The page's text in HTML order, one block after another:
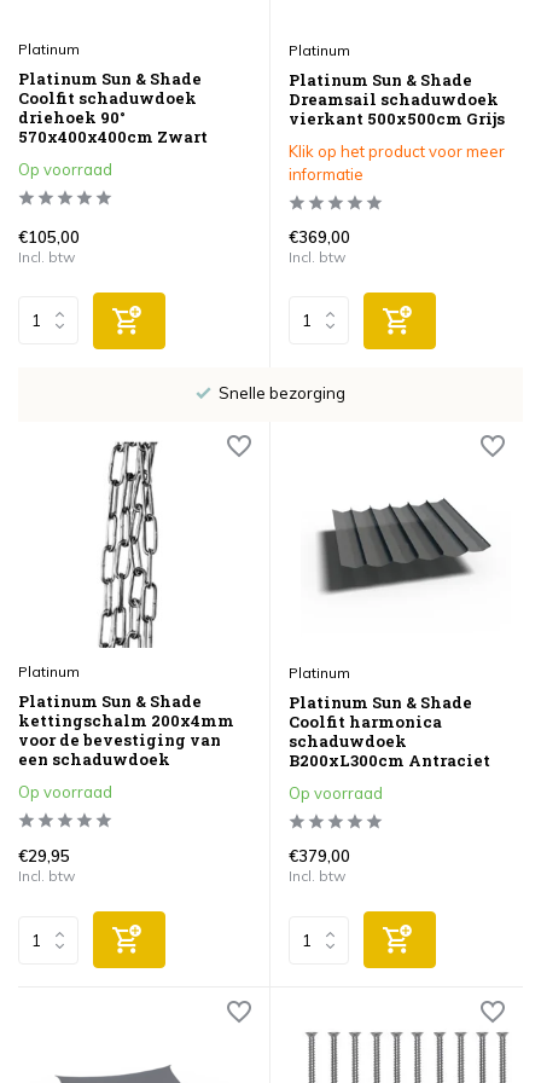
Platinum
Platinum Sun & Shade
Coolfit schaduwdoek
driehoek 90°
570x400x400cm Zwart
Op voorraad
€105,00
Incl. btw
Platinum
Platinum Sun & Shade
Dreamsail schaduwdoek
vierkant 500x500cm Grijs
Klik op het product voor meer
informatie
€369,00
Incl. btw
Snelle bezorging
Platinum
Platinum Sun & Shade
kettingschalm 200x4mm
voor de bevestiging van
een schaduwdoek
Op voorraad
€29,95
Incl. btw
Platinum
Platinum Sun & Shade
Coolfit harmonica
schaduwdoek
B200xL300cm Antraciet
Op voorraad
€379,00
Incl. btw